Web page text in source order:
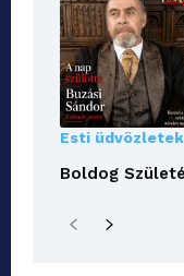
Esti üdvözletek
Boldog